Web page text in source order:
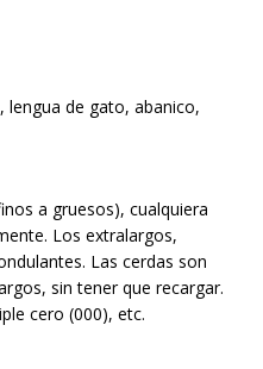
lengua de gato, abanico,
a gruesos), cualquiera
Los extralargos,
Las cerdas son
sin tener que recargar.
cero (000), etc.